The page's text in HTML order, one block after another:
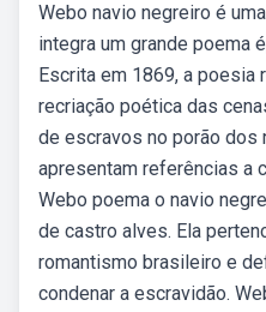
Webo navio negreiro é
integra um grande poema
Escrita em 1869, a poesia
recriação poética das
de escravos no porão dos
apresentam referências a
Webo poema o navio
de castro alves. Ela
romantismo brasileiro e
condenar a escravidão.